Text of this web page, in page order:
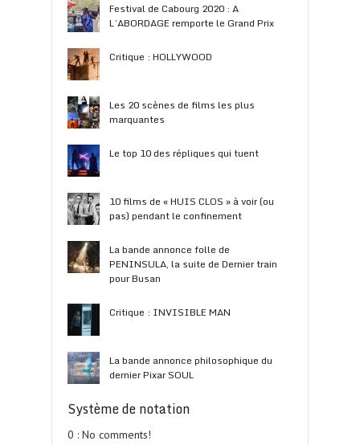
Festival de Cabourg 2020 : A
L’ABORDAGE remporte le Grand Prix
Critique : HOLLYWOOD
Les 20 scènes de films les plus
marquantes
Le top 10 des répliques qui tuent
10 films de « HUIS CLOS » à voir (ou
pas) pendant le confinement
La bande annonce folle de
PENINSULA, la suite de Dernier train
pour Busan
Critique : INVISIBLE MAN
La bande annonce philosophique du
dernier Pixar SOUL
Système de notation
0 : No comments!